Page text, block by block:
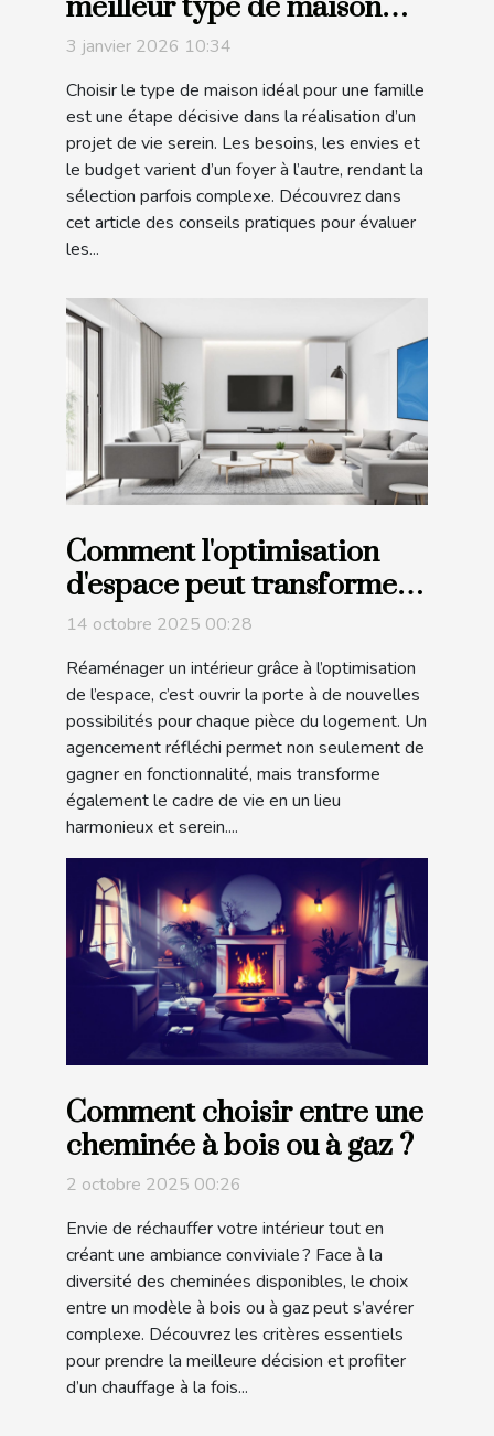
meilleur type de maison
pour votre famille ?
3 janvier 2026 10:34
Choisir le type de maison idéal pour une famille
est une étape décisive dans la réalisation d’un
projet de vie serein. Les besoins, les envies et
le budget varient d’un foyer à l’autre, rendant la
sélection parfois complexe. Découvrez dans
cet article des conseils pratiques pour évaluer
les...
Comment l'optimisation
d'espace peut transformer
votre intérieur ?
14 octobre 2025 00:28
Réaménager un intérieur grâce à l’optimisation
de l’espace, c’est ouvrir la porte à de nouvelles
possibilités pour chaque pièce du logement. Un
agencement réfléchi permet non seulement de
gagner en fonctionnalité, mais transforme
également le cadre de vie en un lieu
harmonieux et serein....
Comment choisir entre une
cheminée à bois ou à gaz ?
2 octobre 2025 00:26
Envie de réchauffer votre intérieur tout en
créant une ambiance conviviale ? Face à la
diversité des cheminées disponibles, le choix
entre un modèle à bois ou à gaz peut s’avérer
complexe. Découvrez les critères essentiels
pour prendre la meilleure décision et profiter
d’un chauffage à la fois...